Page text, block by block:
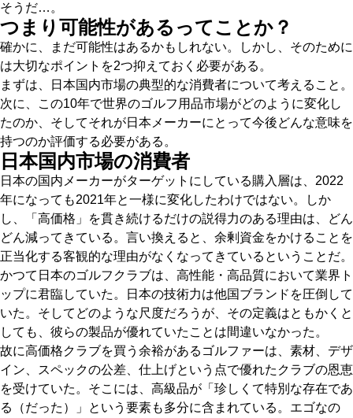
そうだ…。
つまり可能性があるってことか？
確かに、まだ可能性はあるかもしれない。しかし、そのために
は大切なポイントを2つ抑えておく必要がある。
まずは、日本国内市場の典型的な消費者について考えること。
次に、この10年で世界のゴルフ用品市場がどのように変化し
たのか、そしてそれが日本メーカーにとって今後どんな意味を
持つのか評価する必要がある。
日本国内市場の消費者
日本の国内メーカーがターゲットにしている購入層は、2022
年になっても2021年と一様に変化したわけではない。しか
し、「高価格」を貫き続けるだけの説得力のある理由は、どん
どん減ってきている。言い換えると、余剰資金をかけることを
正当化する客観的な理由がなくなってきているということだ。
かつて日本のゴルフクラブは、高性能・高品質において業界ト
ップに君臨していた。日本の技術力は他国ブランドを圧倒して
いた。そしてどのような尺度だろうが、その定義はともかくと
しても、彼らの製品が優れていたことは間違いなかった。
故に高価格クラブを買う余裕があるゴルファーは、素材、デザ
イン、スペックの公差、仕上げという点で優れたクラブの恩恵
を受けていた。そこには、高級品が「珍しくて特別な存在であ
る（だった）」という要素も多分に含まれている。エゴなの
Golf News
REVIEWS 製品レビュー
DRIVERS ドライバー
FAIRWAY WOODS フェアウェイウッド
HYBRIDS ハイブリッド
IRONS アイアン
WEDGES ウェッジ
PUTTERS パター
OTHER その他
Editor’s Picks 編集部のおすすめ
Our Team 私たちのチーム
Our Mission 私たちの使命
ABOUT US MyGolfSpyJapanとは？